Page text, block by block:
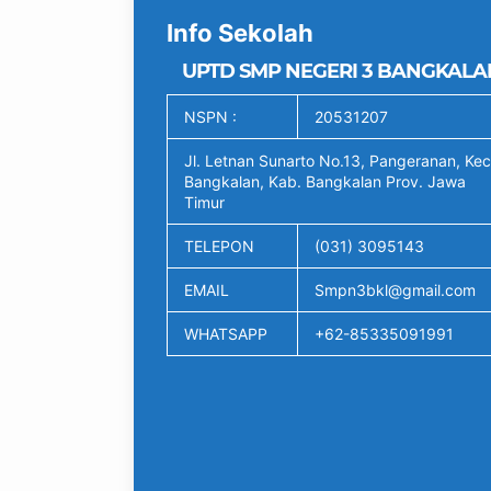
Info Sekolah
UPTD SMP NEGERI 3
NSPN : 20531207
Jl. Letnan Sunarto No.13, Pangeranan,
Bangkalan, Kab. Bangkalan Prov. Jawa
Timur
TELEPON (031) 3095143
EMAIL Smpn3bkl@gmail.com
WHATSAPP +62-85335091991